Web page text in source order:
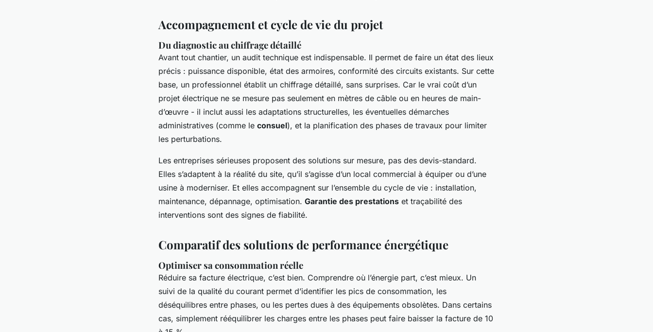
Accompagnement et cycle de vie du projet
Du diagnostic au chiffrage détaillé
Avant tout chantier, un audit technique est indispensable. Il permet de faire un état des lieux
précis : puissance disponible, état des armoires, conformité des circuits existants. Sur cette
base, un professionnel établit un chiffrage détaillé, sans surprises. Car le vrai coût d’un
projet électrique ne se mesure pas seulement en mètres de câble ou en heures de main-
d’œuvre - il inclut aussi les adaptations structurelles, les éventuelles démarches
administratives (comme le consuel), et la planification des phases de travaux pour limiter
les perturbations.
Les entreprises sérieuses proposent des solutions sur mesure, pas des devis-standard.
Elles s’adaptent à la réalité du site, qu’il s’agisse d’un local commercial à équiper ou d’une
usine à moderniser. Et elles accompagnent sur l’ensemble du cycle de vie : installation,
maintenance, dépannage, optimisation. Garantie des prestations et traçabilité des
interventions sont des signes de fiabilité.
Comparatif des solutions de performance énergétique
Optimiser sa consommation réelle
Réduire sa facture électrique, c’est bien. Comprendre où l’énergie part, c’est mieux. Un
suivi de la qualité du courant permet d’identifier les pics de consommation, les
déséquilibres entre phases, ou les pertes dues à des équipements obsolètes. Dans certains
cas, simplement rééquilibrer les charges entre les phases peut faire baisser la facture de 10